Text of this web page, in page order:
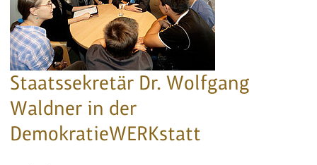
Staatssekretär Dr. Wolfgang
Waldner in der
DemokratieWERKstatt